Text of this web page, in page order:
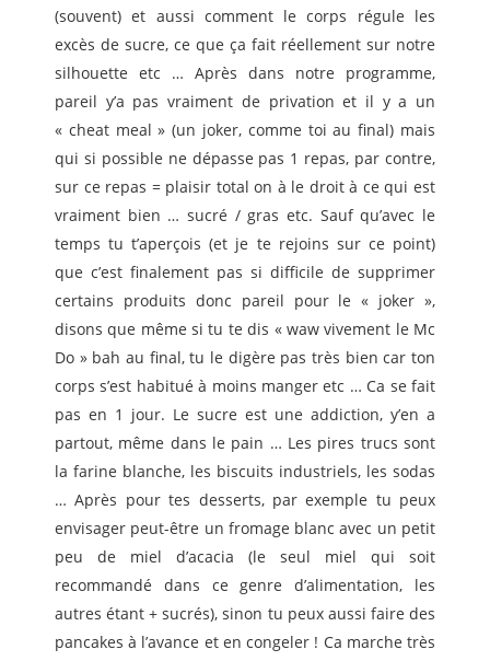
(souvent) et aussi comment le corps régule les
excès de sucre, ce que ça fait réellement sur notre
silhouette etc … Après dans notre programme,
pareil y’a pas vraiment de privation et il y a un
« cheat meal » (un joker, comme toi au final) mais
qui si possible ne dépasse pas 1 repas, par contre,
sur ce repas = plaisir total on à le droit à ce qui est
vraiment bien … sucré / gras etc. Sauf qu’avec le
temps tu t’aperçois (et je te rejoins sur ce point)
que c’est finalement pas si difficile de supprimer
certains produits donc pareil pour le « joker »,
disons que même si tu te dis « waw vivement le Mc
Do » bah au final, tu le digère pas très bien car ton
corps s’est habitué à moins manger etc … Ca se fait
pas en 1 jour. Le sucre est une addiction, y’en a
partout, même dans le pain … Les pires trucs sont
la farine blanche, les biscuits industriels, les sodas
… Après pour tes desserts, par exemple tu peux
envisager peut-être un fromage blanc avec un petit
peu de miel d’acacia (le seul miel qui soit
recommandé dans ce genre d’alimentation, les
autres étant + sucrés), sinon tu peux aussi faire des
pancakes à l’avance et en congeler ! Ca marche très